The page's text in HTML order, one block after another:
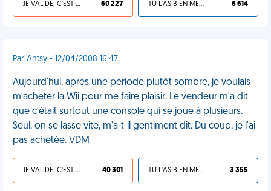
JE VALIDE, C'EST UNE VDM 60 227 TU L'AS BIEN MÉRITÉ 6 614
Par Antsy - 12/04/2008 16:47
Aujourd'hui, après une période plutôt sombre, je voulais
m'acheter la Wii pour me faire plaisir. Le vendeur m'a dit
que c'était surtout une console qui se joue à plusieurs.
Seul, on se lasse vite, m'a-t-il gentiment dit. Du coup, je l'ai
pas achetée. VDM
JE VALIDE, C'EST UNE VDM 40 301 TU L'AS BIEN MÉRITÉ 3 355